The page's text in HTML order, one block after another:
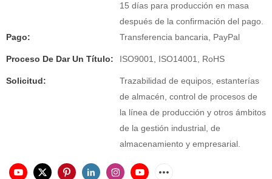
15 días para producción en masa
después de la confirmación del pago.
Pago:
Transferencia bancaria, PayPal
Proceso De Dar Un Título: ISO9001, ISO14001, RoHS
Solicitud:
Trazabilidad de equipos, estanterías
de almacén, control de procesos de
la línea de producción y otros ámbitos
de la gestión industrial, de
almacenamiento y empresarial.